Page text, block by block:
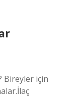
Bireyler için